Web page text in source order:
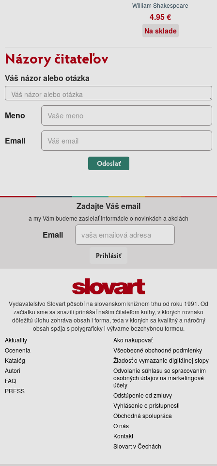
William Shakespeare
4.95 €
Na sklade
Názory čitateľov
Váš názor alebo otázka
Meno
Email
Odoslať
Zadajte Váš email
a my Vám budeme zasielať informácie o novinkách a akciách
Email
Prihlásiť
Vydavateľstvo Slovart pôsobí na slovenskom knižnom trhu od roku 1991. Od
začiatku sme sa snažili prinášať našim čitateľom knihy, v ktorých rovnako
dôležitú úlohu zohráva obsah i forma, teda v ktorých sa kvalitný a náročný
obsah spája s polygraficky i výtvarne bezchybnou formou.
Aktuality
Ocenenia
Katalóg
Autori
FAQ
PRESS
Ako nakupovať
Všeobecné obchodné podmienky
Žiadosť o vymazanie digitálnej stopy
Odvolanie súhlasu so spracovaním
osobných údajov na marketingové
účely
Odstúpenie od zmluvy
Vyhlásenie o prístupnosti
Obchodná spolupráca
O nás
Kontakt
Slovart v Čechách